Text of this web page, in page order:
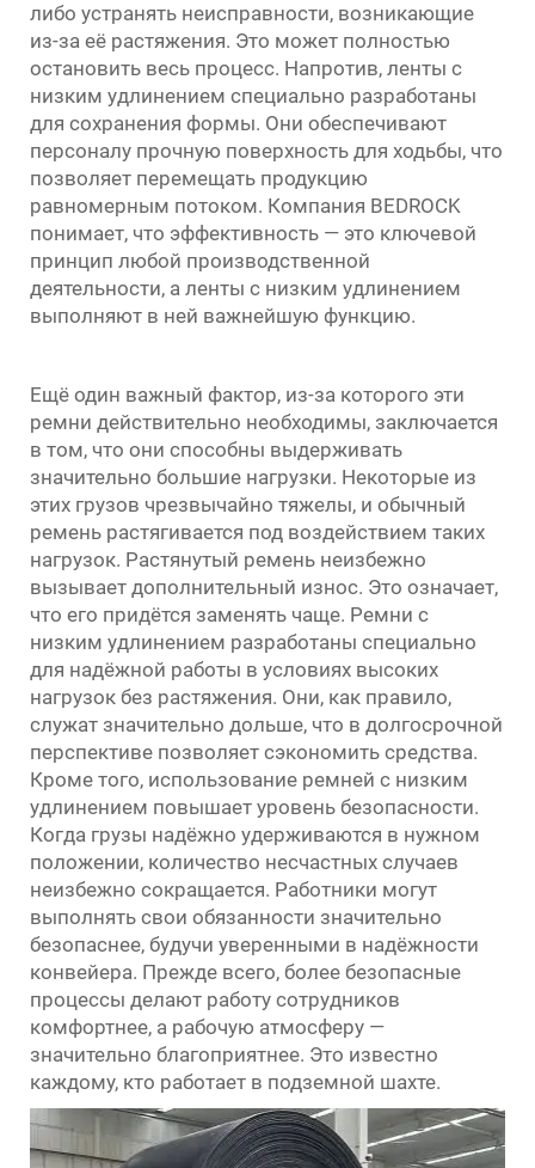
либо устранять неисправности, возникающие
из-за её растяжения. Это может полностью
остановить весь процесс. Напротив, ленты с
низким удлинением специально разработаны
для сохранения формы. Они обеспечивают
персоналу прочную поверхность для ходьбы, что
позволяет перемещать продукцию
равномерным потоком. Компания BEDROCK
понимает, что эффективность — это ключевой
принцип любой производственной
деятельности, а ленты с низким удлинением
выполняют в ней важнейшую функцию.
Ещё один важный фактор, из-за которого эти
ремни действительно необходимы, заключается
в том, что они способны выдерживать
значительно большие нагрузки. Некоторые из
этих грузов чрезвычайно тяжелы, и обычный
ремень растягивается под воздействием таких
нагрузок. Растянутый ремень неизбежно
вызывает дополнительный износ. Это означает,
что его придётся заменять чаще. Ремни с
низким удлинением разработаны специально
для надёжной работы в условиях высоких
нагрузок без растяжения. Они, как правило,
служат значительно дольше, что в долгосрочной
перспективе позволяет сэкономить средства.
Кроме того, использование ремней с низким
удлинением повышает уровень безопасности.
Когда грузы надёжно удерживаются в нужном
положении, количество несчастных случаев
неизбежно сокращается. Работники могут
выполнять свои обязанности значительно
безопаснее, будучи уверенными в надёжности
конвейера. Прежде всего, более безопасные
процессы делают работу сотрудников
комфортнее, а рабочую атмосферу —
значительно благоприятнее. Это известно
каждому, кто работает в подземной шахте.